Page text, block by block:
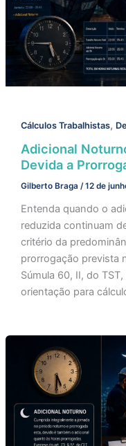
Cálculos Trabalhistas,
Adicional
Devida a
Gilberto Braga /12 de
Entenda quando o
reduzida continuam
critério da
prorrogação prevista
Súmula 60, II, do
orientação para